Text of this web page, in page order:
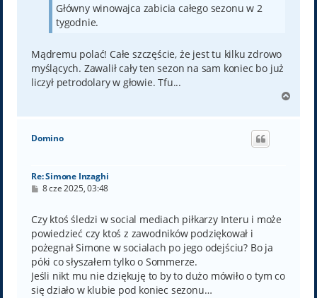
Główny winowajca zabicia całego sezonu w 2
tygodnie.
Mądremu polać! Całe szczęście, że jest tu kilku zdrowo
myślących. Zawalił cały ten sezon na sam koniec bo już
liczył petrodolary w głowie. Tfu...
g
Domino
Re: Simone Inzaghi
P
t
8 cze 2025, 03:48
Czy ktoś śledzi w social mediach piłkarzy Interu i może
powiedzieć czy ktoś z zawodników podziękował i
pożegnał Simone w socialach po jego odejściu? Bo ja
póki co słyszałem tylko o Sommerze.
Jeśli nikt mu nie dziękuję to by to dużo mówiło o tym co
się działo w klubie pod koniec sezonu…